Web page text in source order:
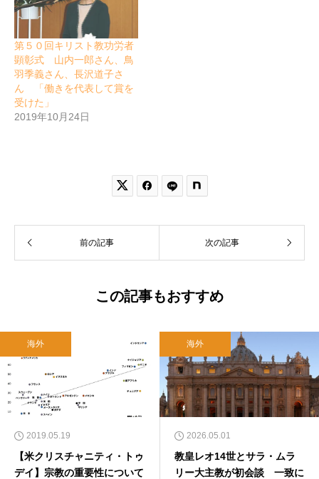
第５０回キリスト教功労者
顕彰式 山内一郎さん、鳥
羽季義さん、長沢道子さ
ん 「働きを代表して賞を
受けた」
2019年10月24日
 
前の記事 次の記事
この記事もおすすめ
海外
2019.05.19
【米クリスチャニティ・トゥ
デイ】宗教の重要性について
海外
2026.05.01
教皇レオ14世とサラ・ムラ
リー大主教が初会談 一致に